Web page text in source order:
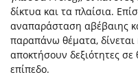
δίκτυα και τα πλαίσια.
αναπαράσταση αβέβαιης
παραπάνω θέματα,
αποκτήσουν δεξιότητες σε
επίπεδο.